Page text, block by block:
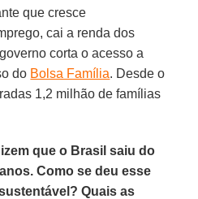
que cresce
cai a renda dos
corta o acesso a
do Bolsa Família. Desde o
1,2 milhão de famílias
que o Brasil saiu do
Como se deu esse
Quais as